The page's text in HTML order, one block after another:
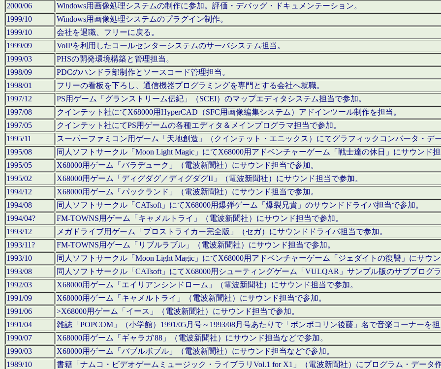
2000/06
Windows用画像処理システムの制作に参加。評価・デバッグ・ドキュメンテーション。
1999/10
Windows用画像処理システムのプラグイン制作。
1999/10
会社を退職、フリーに戻る。
1999/09
VoIPを利用したコールセンターシステムのサーバシステム担当。
1999/03
PHSの開発環境構築と管理担当。
1998/09
PDCのハンドラ部制作とソースコード管理担当。
1998/01
フリーの看板を下ろし、通信機器プログラミングを専門とする会社へ就職。
1997/12
PS用ゲーム「グランストリーム伝紀」（SCEI）のマップエディタシステム担当で参加。
1997/08
クインテット社にてX68000用HyperCAD（SFC用画像編集システム）アドインツール制作を担当。
1997/05
クインテット社にてPS用ゲームの各種エディタ＆メインプログラマ担当で参加。
1995/11
スーパーファミコン用ゲーム「天地創造」（クインテット・エニックス）にてグラフィックコンバータ・デ
1995/08
同人ソフトサークル「Moon Light Magic」にてX68000用アドベンチャーゲーム「戦士達の休日」にサウンド
1995/05
X68000用ゲーム「バラデューク」（電波新聞社）にサウンド担当で参加。
1995/02
X68000用ゲーム「ディグダグ／ディグダグII」（電波新聞社）にサウンド担当で参加。
1994/12
X68000用ゲーム「パックランド」（電波新聞社）にサウンド担当で参加。
1994/08
同人ソフトサークル「CATsoft」にてX68000用爆弾ゲーム「爆裂兄貴」のサウンドドライバ担当で参加。
1994/04?
FM-TOWNS用ゲーム「キャメルトライ」（電波新聞社）にサウンド担当で参加。
1993/12
メガドライブ用ゲーム「プロストライカー完全版」（セガ）にサウンドドライバ担当で参加。
1993/11?
FM-TOWNS用ゲーム「リブルラブル」（電波新聞社）にサウンド担当で参加。
1993/10
同人ソフトサークル「Moon Light Magic」にてX68000用アドベンチャーゲーム「ジェダイトの復讐」にサウ
1993/08
同人ソフトサークル「CATsoft」にてX68000用シューティングゲーム「VULQAR」サンプル版のサブプログ
1992/03
X68000用ゲーム「エイリアンシンドローム」（電波新聞社）にサウンド担当で参加。
1991/09
X68000用ゲーム「キャメルトライ」（電波新聞社）にサウンド担当で参加。
1991/06
>X68000用ゲーム「イース」（電波新聞社）にサウンド担当で参加。
1991/04
雑誌「POPCOM」（小学館）1991/05月号～1993/08月号あたりで「ポンポコリン後藤」名で音楽コーナーを
1990/07
X68000用ゲーム「ギャラガ'88」（電波新聞社）にサウンド担当などで参加。
1990/03
X68000用ゲーム「バブルボブル」（電波新聞社）にサウンド担当などで参加。
1989/10
書籍「ナムコ・ビデオゲームミュージック・ライブラリVol.1 for X1」（電波新聞社）にプログラム・データ